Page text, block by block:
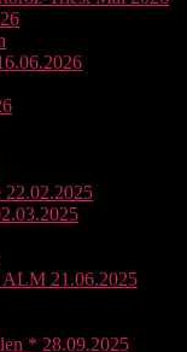
22.02.2025
ALM 21.06.2025
* 28.09.2025